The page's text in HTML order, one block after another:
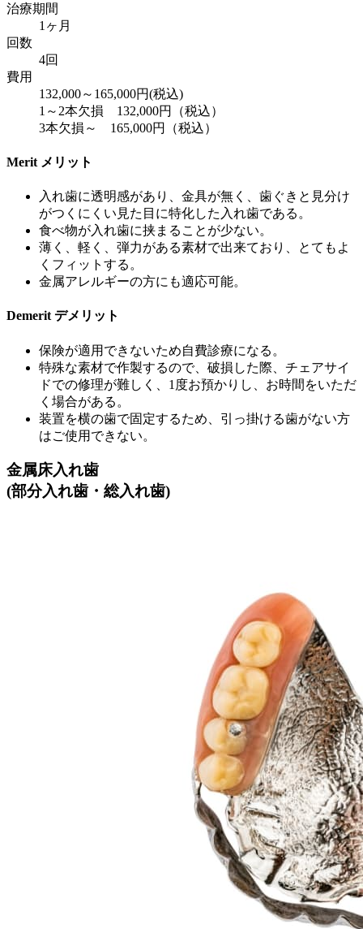
治療期間
1ヶ月
回数
4回
費用
132,000～165,000円(税込)
1～2本欠損 132,000円（税込）
3本欠損～ 165,000円（税込）
Merit メリット
入れ歯に透明感があり、金具が無く、歯ぐきと見分け
がつくにくい見た目に特化した入れ歯である。
食べ物が入れ歯に挟まることが少ない。
薄く、軽く、弾力がある素材で出来ており、とてもよ
くフィットする。
金属アレルギーの方にも適応可能。
Demerit デメリット
保険が適用できないため自費診療になる。
特殊な素材で作製するので、破損した際、チェアサイ
ドでの修理が難しく、1度お預かりし、お時間をいただ
く場合がある。
装置を横の歯で固定するため、引っ掛ける歯がない方
はご使用できない。
金属床入れ歯
(部分入れ歯・総入れ歯)